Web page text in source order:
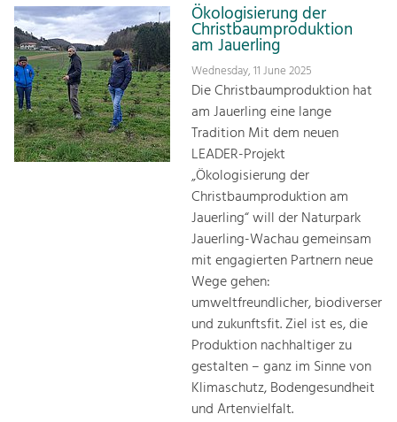
Ökologisierung der
Christbaumproduktion
am Jauerling
Wednesday, 11 June 2025
Die Christbaumproduktion hat
am Jauerling eine lange
Tradition Mit dem neuen
LEADER-Projekt
„Ökologisierung der
Christbaumproduktion am
Jauerling“ will der Naturpark
Jauerling-Wachau gemeinsam
mit engagierten Partnern neue
Wege gehen:
umweltfreundlicher, biodiverser
und zukunftsfit. Ziel ist es, die
Produktion nachhaltiger zu
gestalten – ganz im Sinne von
Klimaschutz, Bodengesundheit
und Artenvielfalt.